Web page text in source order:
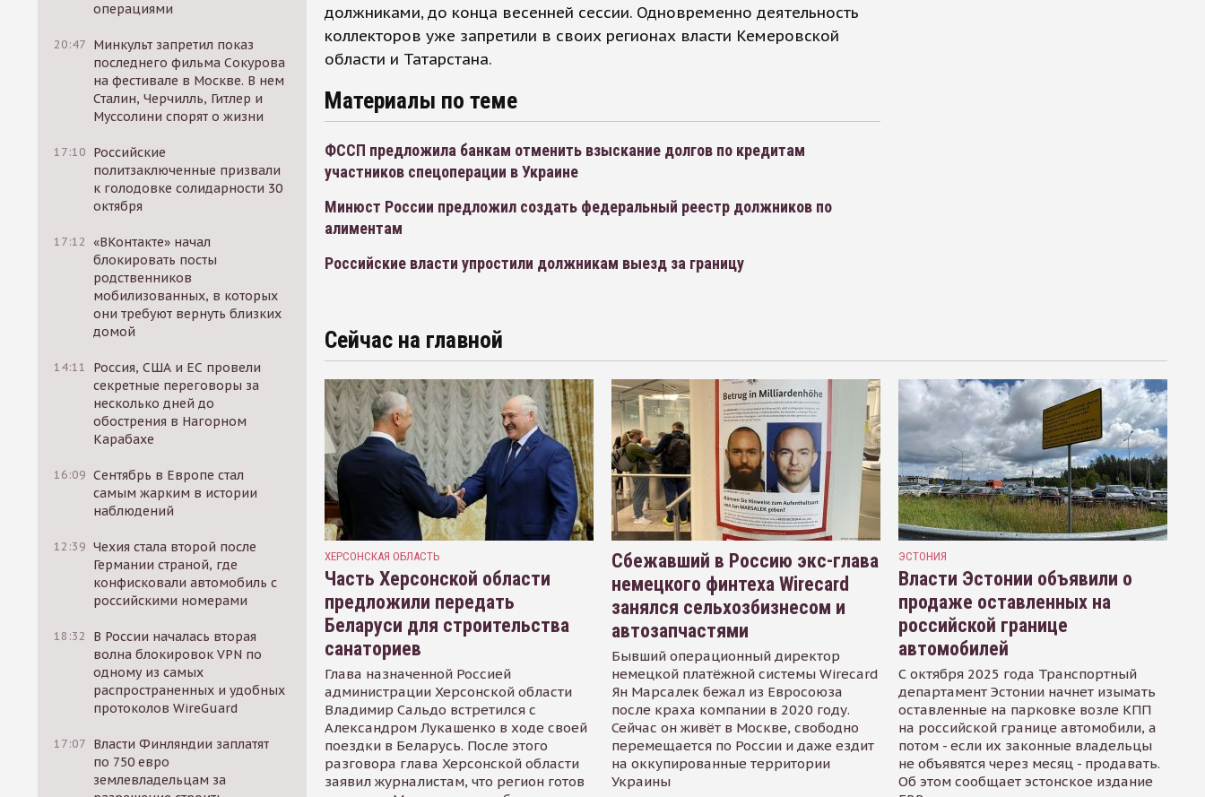
операциями
20:47 Минкульт запретил показ
последнего фильма Сокурова
на фестивале в Москве. В нем
Сталин, Черчилль, Гитлер и
Муссолини спорят о жизни
17:10 Российские
политзаключенные призвали
к голодовке солидарности 30
октября
17:12 «ВКонтакте» начал
блокировать посты
родственников
мобилизованных, в которых
они требуют вернуть близких
домой
14:11
Россия, США и ЕС провели
секретные переговоры за
несколько дней до
обострения в Нагорном
Карабахе
16:09 Сентябрь в Европе стал
самым жарким в истории
наблюдений
12:39 Чехия стала второй после
Германии страной, где
конфисковали автомобиль с
российскими номерами
18:32
В России началась вторая
волна блокировок VPN по
одному из самых
распространенных и удобных
протоколов WireGuard
17:07 Власти Финляндии заплатят
по 750 евро
землевладельцам за
должниками, до конца весенней сессии. Одновременно деятельность
коллекторов уже запретили в своих регионах власти Кемеровской
области и Татарстана.
Материалы по теме
ФССП предложила банкам отменить взыскание долгов по кредитам
участников спецоперации в Украине
Минюст России предложил создать федеральный реестр должников по
алиментам
Российские власти упростили должникам выезд за границу
Сейчас на главной
ХЕРСОНСКАЯ ОБЛАСТЬ
Часть Херсонской области
предложили передать
Беларуси для строительства
санаториев
Глава назначенной Россией
администрации Херсонской области
Владимир Сальдо встретился с
Александром Лукашенко в ходе своей
поездки в Беларусь. После этого
разговора глава Херсонской области
заявил журналистам, что регион готов
Сбежавший в Россию экс-глава
немецкого финтеха Wirecard
занялся сельхозбизнесом и
автозапчастями
Бывший операционный директор
немецкой платёжной системы Wirecard
Ян Марсалек бежал из Евросоюза
после краха компании в 2020 году.
Сейчас он живёт в Москве, свободно
перемещается по России и даже ездит
на оккупированные территории
Украины
ЭСТОНИЯ
Власти Эстонии объявили о
продаже оставленных на
российской границе
автомобилей
С октября 2025 года Транспортный
департамент Эстонии начнет изымать
оставленные на парковке возле КПП
на российской границе автомобили, а
потом - если их законные владельцы
не объявятся через месяц - продавать.
Об этом сообщает эстонское издание